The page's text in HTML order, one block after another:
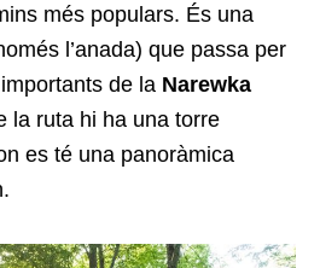
més populars. És una
l’anada) que passa per
de la Narewka
la ruta hi ha una torre
es té una panoràmica